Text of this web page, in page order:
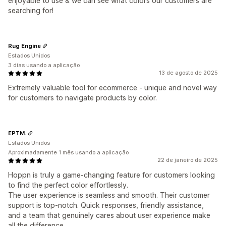
searching for!
13 de agosto de 2025
Extremely valuable tool for ecommerce - unique and novel way
for customers to navigate products by color.
Rug Engine
Estados Unidos
3 dias usando a aplicação
22 de janeiro de 2025
Hoppn is truly a game-changing feature for customers looking
to find the perfect color effortlessly.
The user experience is seamless and smooth. Their customer
support is top-notch. Quick responses, friendly assistance,
and a team that genuinely cares about user experience make
EPTM.
Estados Unidos
Aproximadamente 1 mês usando a aplicação